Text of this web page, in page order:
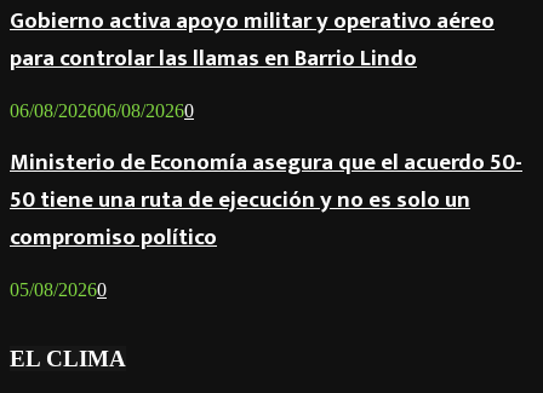
Gobierno activa apoyo militar y operativo aéreo
para controlar las llamas en Barrio Lindo
06/08/202606/08/20260
Ministerio de Economía asegura que el acuerdo 50-
50 tiene una ruta de ejecución y no es solo un
compromiso político
05/08/20260
EL CLIMA